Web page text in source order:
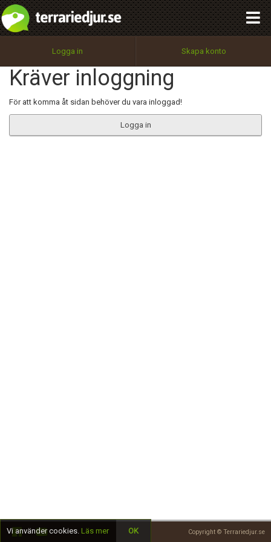
Logga in Skapa konto
Kräver inloggning
För att komma åt sidan behöver du vara inloggad!
Logga in
Copyright © Terrariedjur.se
Utför
100%
OK
integritetspolicy
Namn:
Epost:
Begär nytt lösenord
Tillbaka till förstasidan
Vi använder cookies. Läs mer OK